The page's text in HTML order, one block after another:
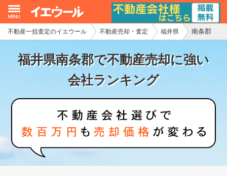
不動産一括査定のイエウール 不動産売却・査定 福井県 南条郡
福井県南条郡で不動産売却に強い
会社ランキング
イエウール加盟希望の不動産会社様
初めての方へ
不動産の売却・一括査定
家査定シミュレーター
お問い合わせ